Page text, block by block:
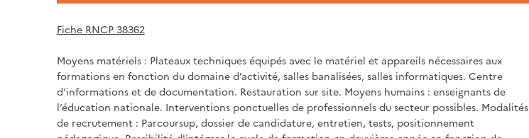
Fiche RNCP 38362
Moyens matériels : Plateaux techniques équipés avec le matériel et appareils nécessaires aux
formations en fonction du domaine d’activité, salles banalisées, salles informatiques. Centre
d’informations et de documentation. Restauration sur site. Moyens humains : enseignants de
l’éducation nationale. Interventions ponctuelles de professionnels du secteur possibles. Modalités
de recrutement : Parcoursup, dossier de candidature, entretien, tests, positionnement